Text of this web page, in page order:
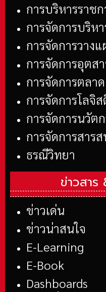
การบริหารราชก
การจัดการบริห
การจัดการวาง
การจัดการอุตส
การจัดการตลาด
การจัดการโลจิ
การจัดการนวัต
การจัดการสาร
ธรณีวิทยา
ข่าวสาร
ข่าวเด่น
ข่าวน่าสนใจ
E-Learning
E-Book
Dashboards